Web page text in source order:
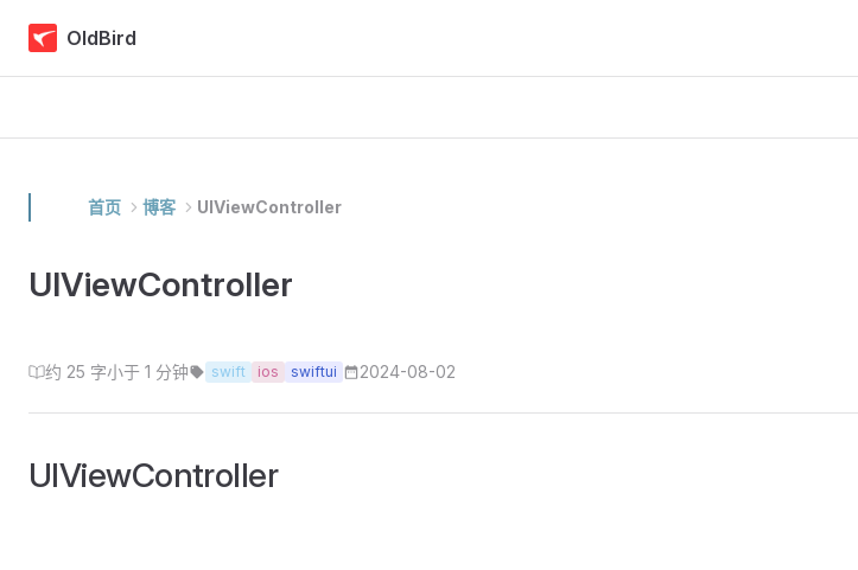
Skip to content
OldBird
首页 博客 UIViewController
UIViewController
约 25 字小于 1 分钟 swift ios swiftui 2024-08-02
UIViewController